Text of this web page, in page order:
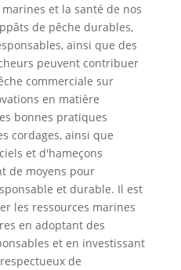
et la santé de nos
de pêche durables,
ainsi que des
peuvent contribuer
commerciale sur
en matière
bonnes pratiques
cordages, ainsi que
et d'hameçons
de moyens pour
et durable. Il est
les ressources marines
en adoptant des
et en investissant
de